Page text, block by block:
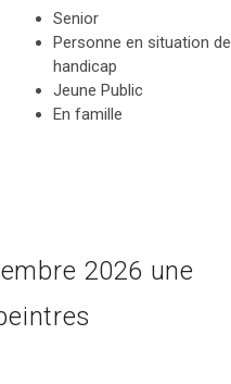
Senior
Personne en situation de
handicap
Jeune Public
En famille
2026 une